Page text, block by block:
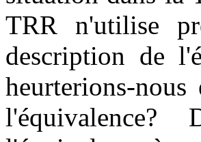
TRR n'utilise
description de
heurterions-